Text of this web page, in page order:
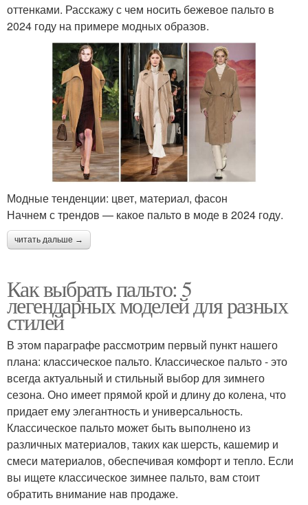
оттенками. Расскажу с чем носить бежевое пальто в
2024 году на примере модных образов.
Модные тенденции: цвет, материал, фасон
Начнем с трендов — какое пальто в моде в 2024 году.
читать дальше →
Как выбрать пальто: 5
легендарных моделей для разных
стилей
В этом параграфе рассмотрим первый пункт нашего
плана: классическое пальто. Классическое пальто - это
всегда актуальный и стильный выбор для зимнего
сезона. Оно имеет прямой крой и длину до колена, что
придает ему элегантность и универсальность.
Классическое пальто может быть выполнено из
различных материалов, таких как шерсть, кашемир и
смеси материалов, обеспечивая комфорт и тепло. Если
вы ищете классическое зимнее пальто, вам стоит
обратить внимание нав продаже.